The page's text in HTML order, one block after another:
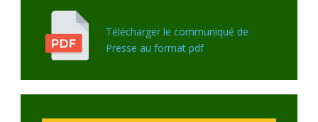
Télécharger le communiqué de
Presse au format pdf